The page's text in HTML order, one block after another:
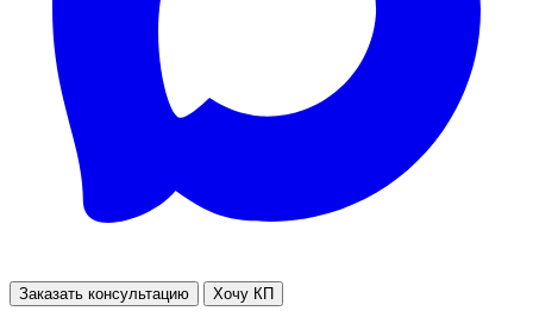
Заказать консультацию Хочу КП